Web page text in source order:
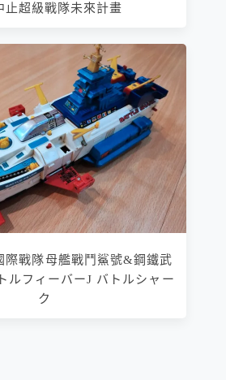
止超級戰隊未來計畫
際戰隊母艦戰鬥鯊號&鋼鐵武
ルフィーバーJ バトルシャー
ク